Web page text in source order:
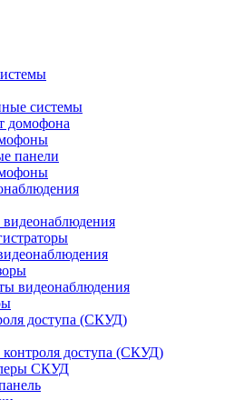
системы
домофона
панели
видеонаблюдения
доступа (СКУД)
доступа (СКУД)
СКУД